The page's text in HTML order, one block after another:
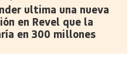
ultima una nueva
en Revel que la
en 300 millones